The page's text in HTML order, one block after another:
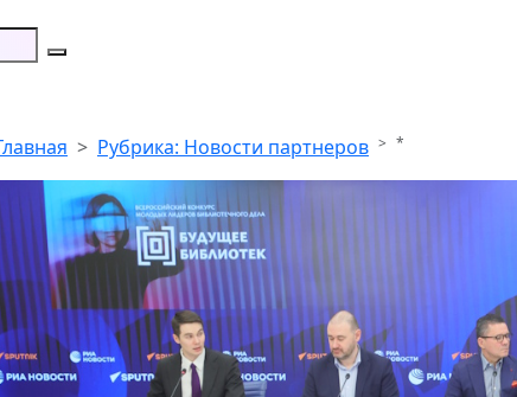
Рубрика: Новости партнеров *